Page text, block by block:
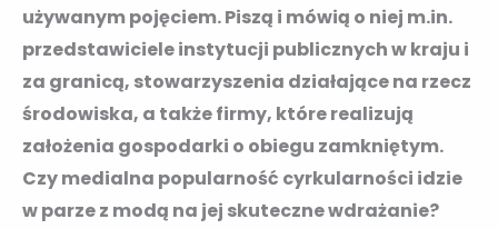
używanym pojęciem. Piszą i mówią o niej m.in.
przedstawiciele instytucji publicznych w kraju i
za granicą, stowarzyszenia działające na rzecz
środowiska, a także firmy, które realizują
założenia gospodarki o obiegu zamkniętym.
Czy medialna popularność cyrkularności idzie
w parze z modą na jej skuteczne wdrażanie?